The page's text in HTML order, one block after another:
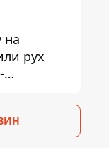
на
рух